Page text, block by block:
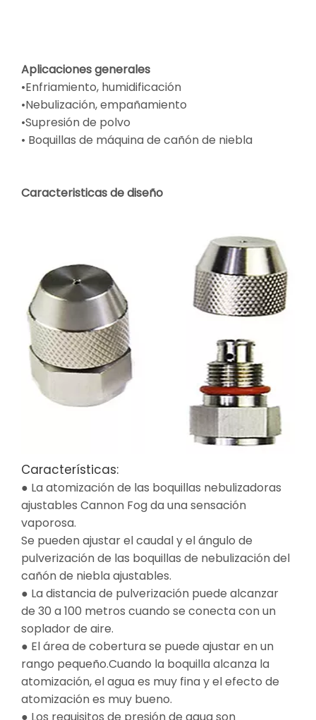
Aplicaciones generales
•Enfriamiento, humidificación
•Nebulización, empañamiento
•Supresión de polvo
• Boquillas de máquina de cañón de niebla
Caracteristicas de diseño
Características:
● La atomización de las boquillas nebulizadoras
ajustables Cannon Fog da una sensación
vaporosa.
Se pueden ajustar el caudal y el ángulo de
pulverización de las boquillas de nebulización del
cañón de niebla ajustables.
● La distancia de pulverización puede alcanzar
de 30 a 100 metros cuando se conecta con un
soplador de aire.
● El área de cobertura se puede ajustar en un
rango pequeño.Cuando la boquilla alcanza la
atomización, el agua es muy fina y el efecto de
atomización es muy bueno.